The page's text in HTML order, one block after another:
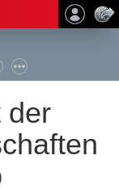
der